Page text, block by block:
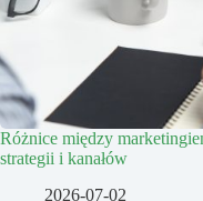
Różnice między
strategii i kanałów
2026-07-02